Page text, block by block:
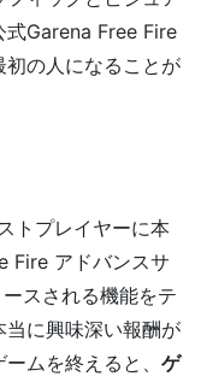
式Garena Free Fire
初の人になることが
トプレイヤーに本
Fire アドバンスサ
スされる機能をテ
当に興味深い報酬が
ムを終えると、 ゲ